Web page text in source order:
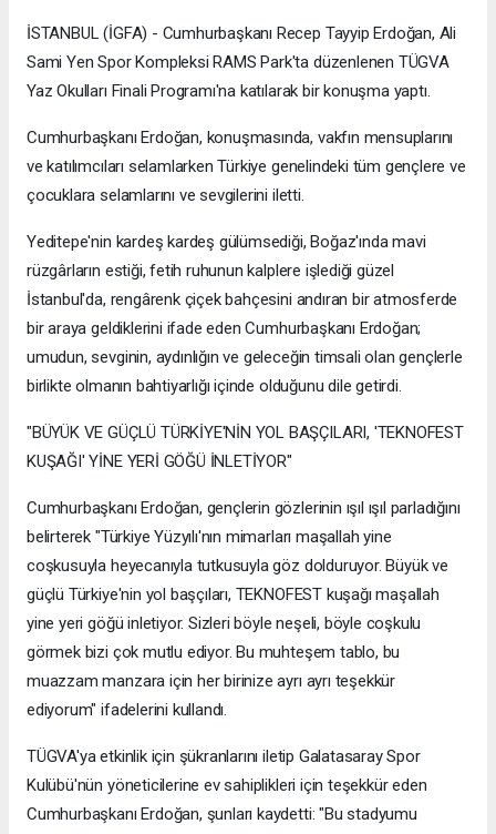
İSTANBUL (İGFA) - Cumhurbaşkanı Recep Tayyip Erdoğan, Ali
Sami Yen Spor Kompleksi RAMS Park'ta düzenlenen TÜGVA
Yaz Okulları Finali Programı'na katılarak bir konuşma yaptı.
Cumhurbaşkanı Erdoğan, konuşmasında, vakfın mensuplarını
ve katılımcıları selamlarken Türkiye genelindeki tüm gençlere ve
çocuklara selamlarını ve sevgilerini iletti.
Yeditepe'nin kardeş kardeş gülümsediği, Boğaz'ında mavi
rüzgârların estiği, fetih ruhunun kalplere işlediği güzel
İstanbul'da, rengârenk çiçek bahçesini andıran bir atmosferde
bir araya geldiklerini ifade eden Cumhurbaşkanı Erdoğan;
umudun, sevginin, aydınlığın ve geleceğin timsali olan gençlerle
birlikte olmanın bahtiyarlığı içinde olduğunu dile getirdi.
"BÜYÜK VE GÜÇLÜ TÜRKİYE'NİN YOL BAŞÇILARI, 'TEKNOFEST
KUŞAĞI' YİNE YERİ GÖĞÜ İNLETİYOR"
Cumhurbaşkanı Erdoğan, gençlerin gözlerinin ışıl ışıl parladığını
belirterek "Türkiye Yüzyılı'nın mimarları maşallah yine
coşkusuyla heyecanıyla tutkusuyla göz dolduruyor. Büyük ve
güçlü Türkiye'nin yol başçıları, TEKNOFEST kuşağı maşallah
yine yeri göğü inletiyor. Sizleri böyle neşeli, böyle coşkulu
görmek bizi çok mutlu ediyor. Bu muhteşem tablo, bu
muazzam manzara için her birinize ayrı ayrı teşekkür
ediyorum" ifadelerini kullandı.
TÜGVA'ya etkinlik için şükranlarını iletip Galatasaray Spor
Kulübü'nün yöneticilerine ev sahiplikleri için teşekkür eden
Cumhurbaşkanı Erdoğan, şunları kaydetti: "Bu stadyumu